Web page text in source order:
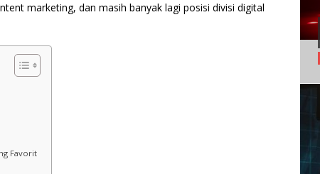
marketing, dan masih banyak lagi posisi divisi digital
Favorit